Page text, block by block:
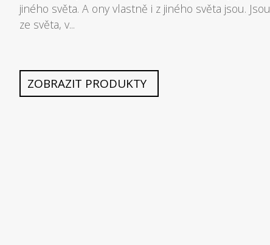
jiného světa. A ony vlastně i z jiného světa jsou. Jsou
ze světa, v...
ZOBRAZIT PRODUKTY